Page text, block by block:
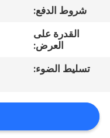
جولة
المعمل
مراقبة
الجودة
شروط الدفع:
القدرة على
العرض:
تسليط الضوء: